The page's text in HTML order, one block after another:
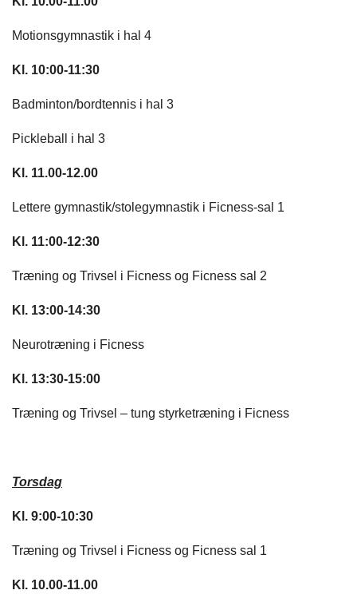
Motionsgymnastik i hal 4
Kl. 10:00-11:30
Badminton/bordtennis i hal 3
Pickleball i hal 3
Kl. 11.00-12.00
Lettere gymnastik/stolegymnastik i Ficness-sal 1
Kl. 11:00-12:30
Træning og Trivsel i Ficness og Ficness sal 2
Kl. 13:00-14:30
Neurotræning i Ficness
Kl. 13:30-15:00
Træning og Trivsel – tung styrketræning i Ficness
Torsdag
Kl. 9:00-10:30
Træning og Trivsel i Ficness og Ficness sal 1
Kl. 10.00-11.00